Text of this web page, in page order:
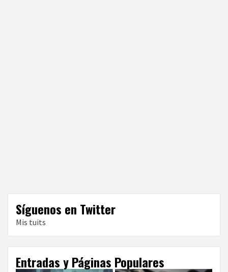
Síguenos en Twitter
Mis tuits
Entradas y Páginas Populares